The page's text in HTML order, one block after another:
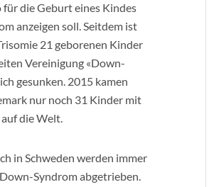
für die Geburt eines Kindes
anzeigen soll. Seitdem ist
21 geborenen Kinder
Vereinigung «Down-
gesunken. 2015 kamen
nur noch 31 Kinder mit
die Welt.
in Schweden werden immer
Syndrom abgetrieben.